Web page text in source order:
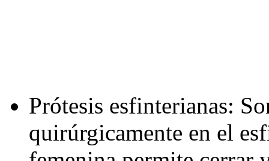
Prótesis esfinterianas:
quirúrgicamente en el